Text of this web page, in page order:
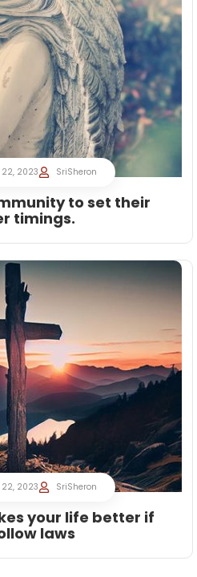
2023 SriSheron
to set their
timings.
2023 SriSheron
your life better if
laws